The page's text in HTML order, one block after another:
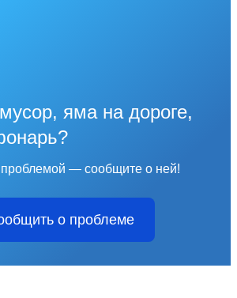
яма на дороге,
проблемой — сообщите о ней!
о проблеме